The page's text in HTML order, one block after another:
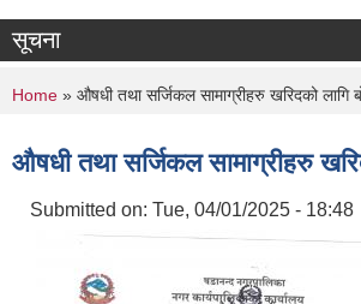
सूचना
You are here
Home » औषधी तथा सर्जिकल सामाग्रीहरु खरिदको
औषधी तथा सर्जिकल सामाग्रीहरु
Submitted on: Tue, 04/01/2025 - 18:48